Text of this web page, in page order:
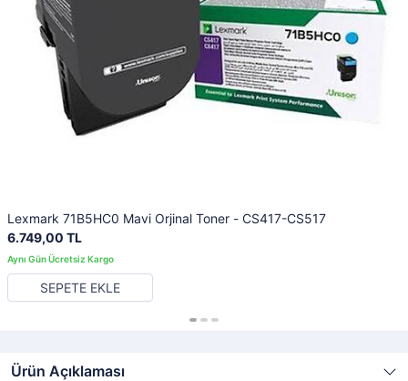
Lexmark 71B5HC0 Mavi Orjinal Toner - CS417-CS517
6.749,00 TL
SEPETE EKLE
Ürün Açıklaması